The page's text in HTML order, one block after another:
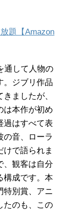
題【Amazon
通して人物の
。ジブリ作品
ましたが、
は本作が初め
過はすべて表
の音、ローラ
けで語られま
、観客は自分
構成です。本
特別賞、アニ
たのも、この